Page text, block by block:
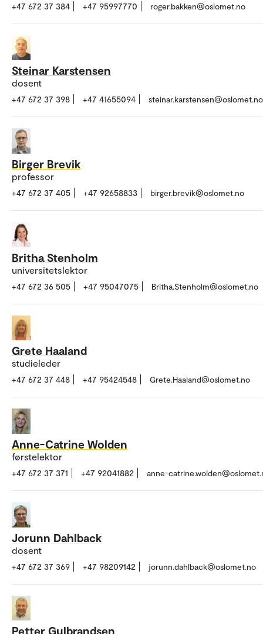
+47 672 37 384 +47 95997770 roger.bakken@oslomet.no
Steinar Karstensen
dosent
+47 672 37 398 +47 41655094 steinar.karstensen@oslomet.no
Birger Brevik
professor
+47 672 37 405 +47 92658833 birger.brevik@oslomet.no
Britha Stenholm
universitetslektor
+47 672 36 505 +47 95047075 Britha.Stenholm@oslomet.no
Grete Haaland
studieleder
+47 672 37 448 +47 95424548 Grete.Haaland@oslomet.no
Anne-Catrine Wolden
førstelektor
+47 672 37 371 +47 92041882 anne-
Jorunn Dahlback
dosent
+47 672 37 369 +47 98209142 jorunn.dahlback@oslomet.no
Petter Gulbrandsen